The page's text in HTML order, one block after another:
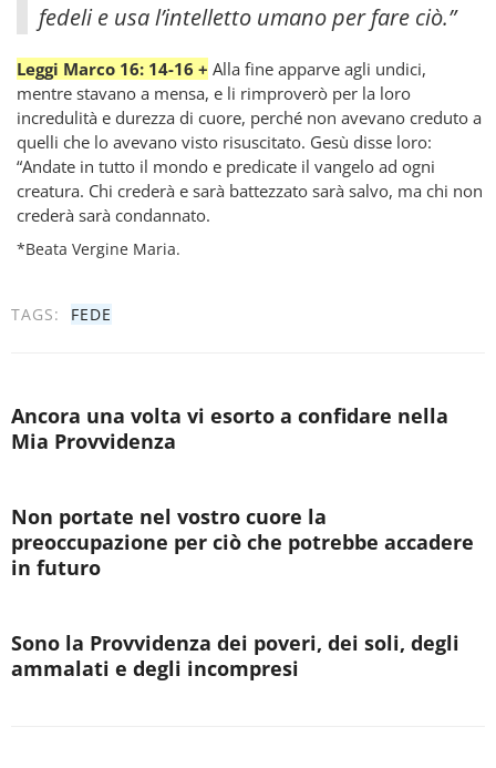
fedeli e usa l’intelletto umano per fare ciò.”
Leggi Marco 16: 14-16 + Alla fine apparve agli undici,
mentre stavano a mensa, e li rimproverò per la loro
incredulità e durezza di cuore, perché non avevano creduto a
quelli che lo avevano visto risuscitato. Gesù disse loro:
“Andate in tutto il mondo e predicate il vangelo ad ogni
creatura. Chi crederà e sarà battezzato sarà salvo, ma chi non
crederà sarà condannato.
*Beata Vergine Maria.
TAGS: FEDE
Ancora una volta vi esorto a confidare nella
Mia Provvidenza
Non portate nel vostro cuore la
preoccupazione per ciò che potrebbe accadere
in futuro
Sono la Provvidenza dei poveri, dei soli, degli
ammalati e degli incompresi